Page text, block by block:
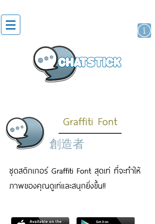
Graffiti Font
創造者
ชุดสติกเกอร์ Graffiti Font สุดเท่ ที่จะทำให้
ภาพของคุณดูเท่และสนุกยิ่งขึ้น!!